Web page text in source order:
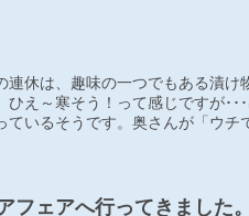
休は、趣味の一つでもある漬け
ひえ～寒そう！って感じですが･･
いるそうです。奥さんが「ウチ
フェアへ行ってきました。